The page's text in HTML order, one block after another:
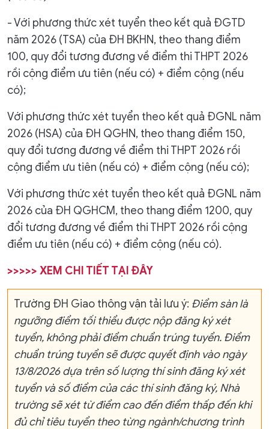
- Với phương thức xét tuyển theo kết quả ĐGTD
năm 2026 (TSA) của ĐH BKHN, theo thang điểm
100, quy đổi tương đương về điểm thi THPT 2026
rồi cộng điểm ưu tiên (nếu có) + điểm cộng (nếu
có);
Với phương thức xét tuyển theo kết quả ĐGNL năm
2026 (HSA) của ĐH QGHN, theo thang điểm 150,
quy đổi tương đương về điểm thi THPT 2026 rồi
cộng điểm ưu tiên (nếu có) + điểm cộng (nếu có);
Với phương thức xét tuyển theo kết quả ĐGNL năm
2026 của ĐH QGHCM, theo thang điểm 1200, quy
đổi tương đương về điểm thi THPT 2026 rồi cộng
điểm ưu tiên (nếu có) + điểm cộng (nếu có).
>>>>> XEM CHI TIẾT TẠI ĐÂY
Trường ĐH Giao thông vận tải lưu ý: Điểm sàn là
ngưỡng điểm tối thiểu được nộp đăng ký xét
tuyển, không phải điểm chuẩn trúng tuyển. Điểm
chuẩn trúng tuyển sẽ được quyết định vào ngày
13/8/2026dựa trên số lượng thí sinhđăng ký xét
tuyển và số điểm của các thí sinh đăng ký, Nhà
trường sẽ xét từ điểm cao đến điểm thấp đến khi
đủ chỉ tiêu tuyển theo từng ngành/chương trình